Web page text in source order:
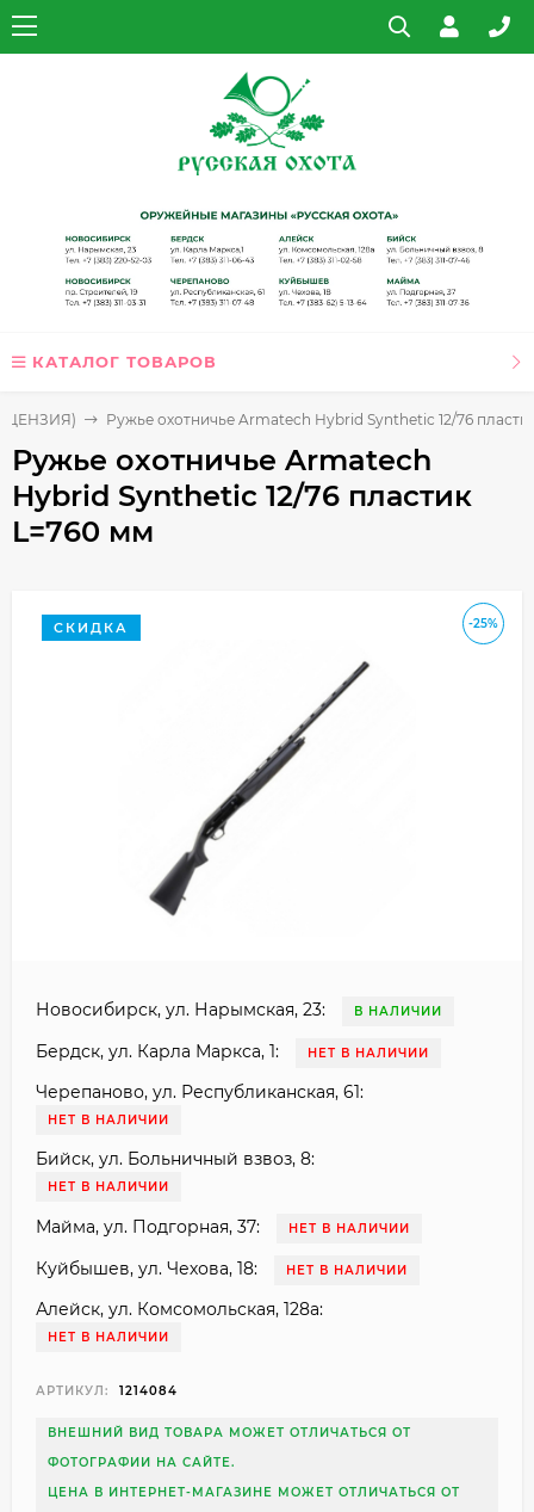
КАТАЛОГ ТОВАРОВ
Ружье охотничье Armatech Hybrid Synthetic 12/76
Ружье охотничье Armatech
Hybrid Synthetic 12/76 пластик
L=760 мм
-25%
СКИДКА
Новосибирск, ул. Нарымская, 23: В НАЛИЧИИ
Бердск, ул. Карла Маркса, 1: НЕТ В НАЛИЧИИ
Черепаново, ул. Республиканская, 61:
НЕТ В НАЛИЧИИ
Бийск, ул. Больничный взвоз, 8:
НЕТ В НАЛИЧИИ
Майма, ул. Подгорная, 37: НЕТ В НАЛИЧИИ
Куйбышев, ул. Чехова, 18: НЕТ В НАЛИЧИИ
Алейск, ул. Комсомольская, 128а:
НЕТ В НАЛИЧИИ
АРТИКУЛ: 1214084
ВНЕШНИЙ ВИД ТОВАРА МОЖЕТ ОТЛИЧАТЬСЯ ОТ
ФОТОГРАФИИ НА САЙТЕ.
ЦЕНА В ИНТЕРНЕТ-МАГАЗИНЕ МОЖЕТ ОТЛИЧАТЬСЯ ОТ